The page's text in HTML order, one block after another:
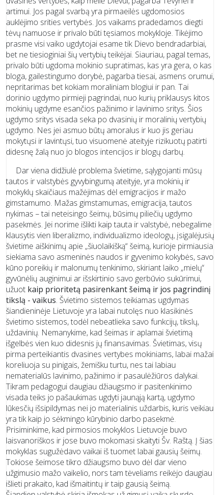
artimui. Jos pagal svarbą yra pirmaeilės ugdomosios
auklėjimo srities vertybės. Jos vaikams pradedamos diegti
tėvų namuose ir privalo būti tęsiamos mokykloje. Tikėjimo
prasme visi vaiko ugdytojai esame tik Dievo bendradarbiai,
bet ne tiesioginiai šių vertybių teikėjai. Siauriau, pagal temas,
privalo būti ugdoma mokinio supratimas, kas yra gera, o kas
bloga, gailestingumo dorybė, pagarba tiesai, asmens orumui,
nepritarimas bet kokiam moraliniam blogiui ir pan. Tai
dorinio ugdymo pirmieji pagrindai, nuo kurių priklausys kitos
mokinių ugdyme esančios pažinimo ir lavinimo sritys. Šios
ugdymo sritys visada seka po dvasinių ir moralinių vertybių
ugdymo. Nes jei asmuo būtų amoralus ir kuo jis geriau
mokytųsi ir lavintųsi, tuo visuomenė ateityje rizikuotų patirti
didesnę žalą nuo jo blogos intencijos ir blogų darbų.
Dar viena didžiulė problema švietime, sąlygojanti mūsų
tautos ir valstybės gyvybingumą ateityje, yra mokinių ir
mokyklų skaičiaus mažėjimas dėl emigracijos ir mažo
gimstamumo. Mažas gimstamumas, emigracija, tautos
nykimas – tai neteisingo šeimų, būsimų piliečių ugdymo
pasekmės. Jei norime išlikti kaip tauta ir valstybė, nebegalime
klausytis vien liberalizmo, individualizmo ideologų, įsigalėjusių
švietime aiškinimų apie „šiuolaikišką“ šeimą, kurioje pirmiausia
siekiama savo asmeninės naudos ir gyvenimo kokybės, savo
kūno poreikių ir malonumų tenkinimo, skiriant laiko „mielų“
gyvūnėlių auginimui ar išskirtinio savo gerbūvio sukūrimui,
užuot kaip prioritetą pasirenkant šeimą ir jos pagrindinį
tikslą - vaikus. Švietimo sistemos teikiamas ugdymas
šiandieninėje Lietuvoje yra labai nutolęs nuo klasikinės
švietimo sistemos, todėl nebeatlieka savo funkcijų, tikslų,
uždavinių. Nemanykime, kad šeimas ir aplamai švietimą
išgelbės vien kuo didesnis jų finansavimas. Švietimas, visų
pirma perteikiantis dvasines vertybes mokiniams, labai mažai
koreliuoja su pinigais, žemišku turtu, nes tai labiau
nematerialūs lavinimo, pažinimo ir pasaulėžiūros dalykai.
Tikram pedagogui daugiau džiaugsmo ir pasitenkinimo
visada teiks jo pašaukimas ugdyti jaunąją kartą, ugdymo
lūkesčių išsipildymas nei jo materialinis uždarbis, kuris veikiau
yra tik kaip jo sėkmingo kūrybinio darbo pasekmė.
Prisiminkime, kad pirmosios mokyklos Lietuvoje buvo
laisvanoriškos ir jose buvo mokomasi skaityti Šv. Raštą. Į šias
mokyklas sugužėdavo vaikai iš tuomet labai gausių šeimų.
Tokiose šeimose tikro džiaugsmo buvo dėl dar vieno
užgimusio mažo vaikelio, nors tam tėveliams reikėjo daugiau
išlieti prakaito, kad išmaitintų ir taip gausią šeimą.